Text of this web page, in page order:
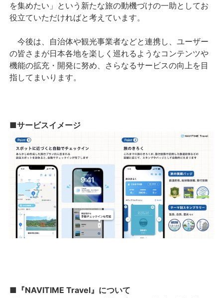
を集めたい」という新たな旅の動機づけの一助としてお
役立ていただければと考えています。
今後は、自治体や観光事業者などと連携し、ユーザー
の皆さまが日本各地を楽しく巡れるようなコンテンツや
機能の拡充・開発に努め、さらなるサービスの向上を目
指してまいります。
■サービスイメージ
■『NAVITIME Travel』について